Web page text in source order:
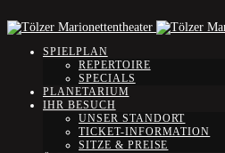
SPIELPLAN
REPERTOIRE
SPECIALS
PLANETARIUM
IHR BESUCH
UNSER STANDORT
TICKET-INFORMATION
SITZE & PREISE